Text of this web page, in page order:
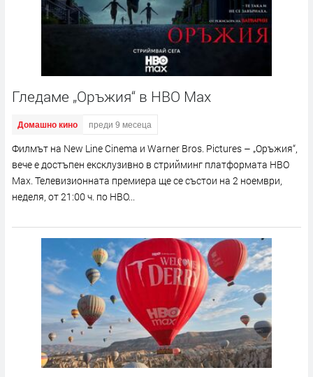
Гледаме „Оръжия“ в HBO Max
Домашно кино преди 9 месеца
Филмът на New Line Cinema и Warner Bros. Pictures – „Оръжия“,
вече е достъпен ексклузивно в стрийминг платформата HBO
Max. Телевизионната премиера ще се състои на 2 ноември,
неделя, от 21:00 ч. по HBO...